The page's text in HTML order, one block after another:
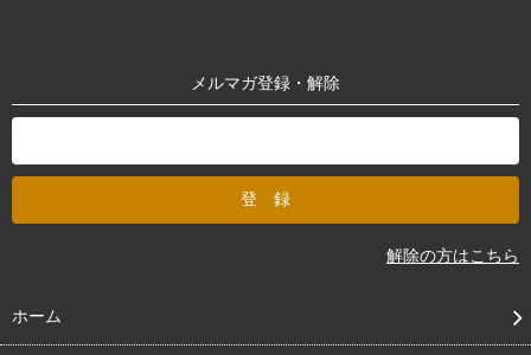
メルマガ登録・解除
解除の方はこちら
ホーム